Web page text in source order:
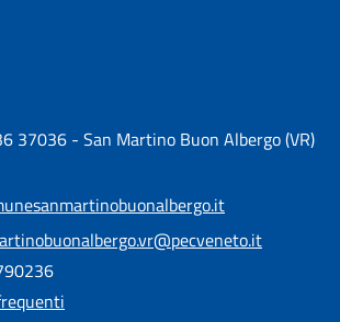
37036 - San Martino Buon Albergo (VR)